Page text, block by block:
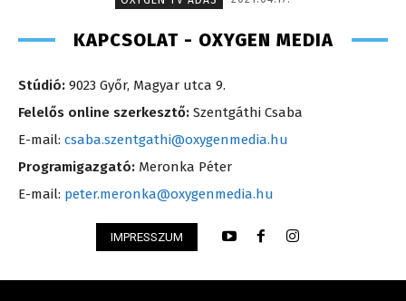
KAPCSOLAT - OXYGEN MEDIA
Stúdió: 9023 Győr, Magyar utca 9.
Felelős online szerkesztő: Szentgáthi Csaba
E-mail: csaba.szentgathi@oxygenmedia.hu
Programigazgató: Meronka Péter
E-mail: peter.meronka@oxygenmedia.hu
IMPRESSZUM